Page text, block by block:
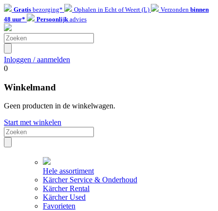
Gratis bezorging* Ophalen in Echt of Weert (L) Verzonden binnen
48 uur*
Persoonlijkadvies
Inloggen / aanmelden
0
Winkelmand
Geen producten in de winkelwagen.
Start met winkelen
Hele assortiment
Kärcher Service & Onderhoud
Kärcher Rental
Kärcher Used
Favorieten